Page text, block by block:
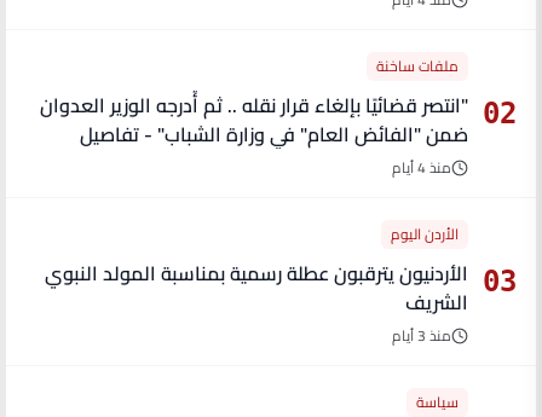
02
ملفات ساخنة
"انتصر قضائيًا بإلغاء قرار نقله .. ثم أُدرجه الوزير العدوان
ضمن "الفائض العام" في وزارة الشباب" - تفاصيل
منذ 4 أيام
03
الأردن اليوم
الأردنيون يترقبون عطلة رسمية بمناسبة المولد النبوي
الشريف
منذ 3 أيام
سياسة